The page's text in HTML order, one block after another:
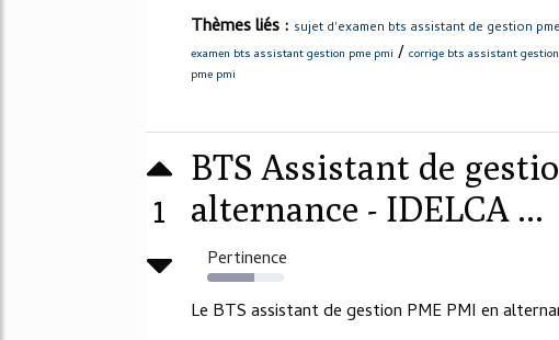
Thèmes liés : sujet d'examen bts assistant de gestion
examen bts assistant gestion pme pmi / corrige bts assistant
pme pmi
1
BTS Assistant de
alternance - IDELCA ...
Pertinence
62%
Le BTS assistant de gestion PME PMI en